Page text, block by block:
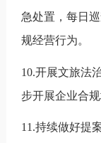
急处置，每日
规经营行为。
10.开展文旅法
步开展企业合
11.持续做好提